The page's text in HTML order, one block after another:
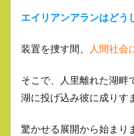
エイリアンアランはどう
装置を捜す間、 人間社会
そこで、人里離れた湖畔
湖に投げ込み彼に成りす
驚かせる展開から始まり